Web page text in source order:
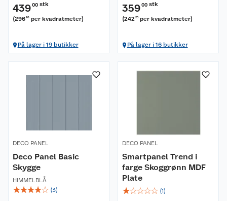
43900 stk
(29620 per kvadratmeter)
På lager i 19 butikker
35900 stk
(24225 per kvadratmeter)
På lager i 16 butikker
DECO PANEL
Deco Panel Basic
Skygge
HIMMELBLÅ
☆☆☆☆☆ (3)
DECO PANEL
Smartpanel Trend i
farge Skoggrønn MDF
Plate
☆☆☆☆☆ (1)